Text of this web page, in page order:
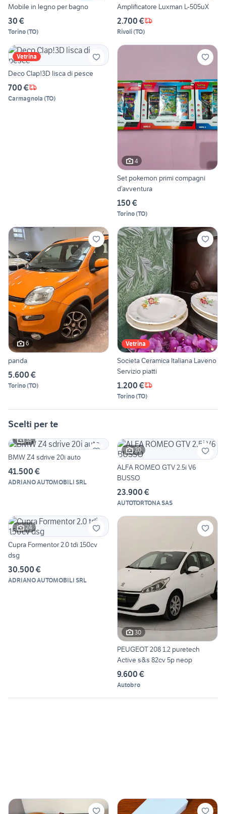
Mobile in legno per bagno
30 €
Torino(TO)
Amplificatore Luxman L-505uX
2.700 €
Rivoli(TO)
Vetrina
Deco Clap!3D lisca di pesce
700 €
Carmagnola (TO)
4
Set pokemon primi compagni
d’avventura
150 €
Torino(TO)
6
panda
5.600 €
Torino(TO)
Vetrina
Societa Ceramica Italiana Laveno
Servizio piatti
1.200 €
Torino(TO)
Scelti per te
18
BMW Z4 sdrive 20i auto
41.500 €
ADRIANO AUTOMOBILI SRL
20
ALFA ROMEO GTV 2.5i V6
BUSSO
23.900 €
AUTOTORTONA SAS
24
Cupra Formentor 2.0 tdi 150cv
dsg
30.500 €
ADRIANO AUTOMOBILI SRL
30
PEUGEOT 208 1.2 puretech
Active s&s 82cv 5p neop
9.600 €
Autobro